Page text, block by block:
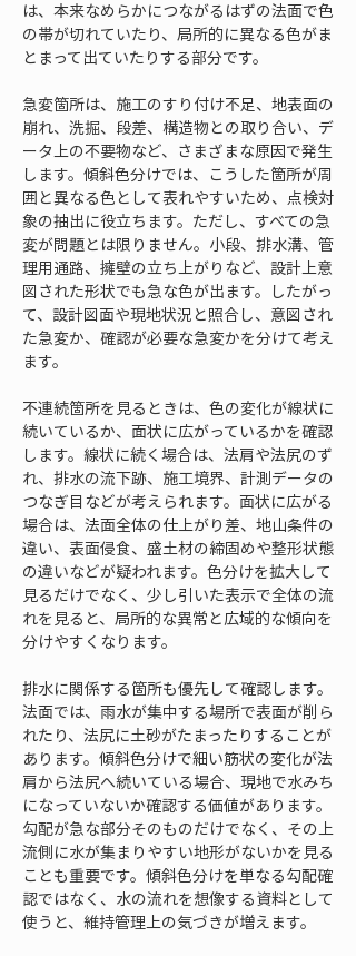
は、本来なめらかにつながるはずの法面で色
の帯が切れていたり、局所的に異なる色がま
とまって出ていたりする部分です。
急変箇所は、施工のすり付け不足、地表面の
崩れ、洗掘、段差、構造物との取り合い、デ
ータ上の不要物など、さまざまな原因で発生
します。傾斜色分けでは、こうした箇所が周
囲と異なる色として表れやすいため、点検対
象の抽出に役立ちます。ただし、すべての急
変が問題とは限りません。小段、排水溝、管
理用通路、擁壁の立ち上がりなど、設計上意
図された形状でも急な色が出ます。したがっ
て、設計図面や現地状況と照合し、意図され
た急変か、確認が必要な急変かを分けて考え
ます。
不連続箇所を見るときは、色の変化が線状に
続いているか、面状に広がっているかを確認
します。線状に続く場合は、法肩や法尻のず
れ、排水の流下跡、施工境界、計測データの
つなぎ目などが考えられます。面状に広がる
場合は、法面全体の仕上がり差、地山条件の
違い、表面侵食、盛土材の締固めや整形状態
の違いなどが疑われます。色分けを拡大して
見るだけでなく、少し引いた表示で全体の流
れを見ると、局所的な異常と広域的な傾向を
分けやすくなります。
排水に関係する箇所も優先して確認します。
法面では、雨水が集中する場所で表面が削ら
れたり、法尻に土砂がたまったりすることが
あります。傾斜色分けで細い筋状の変化が法
肩から法尻へ続いている場合、現地で水みち
になっていないか確認する価値があります。
勾配が急な部分そのものだけでなく、その上
流側に水が集まりやすい地形がないかを見る
ことも重要です。傾斜色分けを単なる勾配確
認ではなく、水の流れを想像する資料として
使うと、維持管理上の気づきが増えます。